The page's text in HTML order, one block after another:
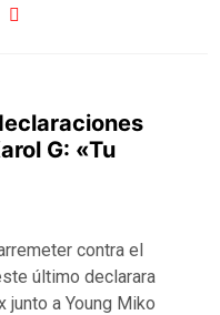
G: «Tu
contra el
último declarara
junto a Young Miko